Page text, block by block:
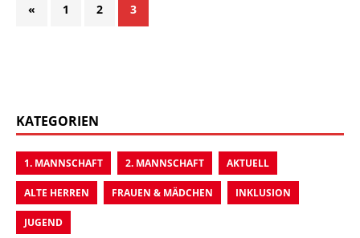
« 1 2 3
KATEGORIEN
1. MANNSCHAFT 2. MANNSCHAFT AKTUELL
ALTE HERREN FRAUEN & MÄDCHEN INKLUSION
JUGEND